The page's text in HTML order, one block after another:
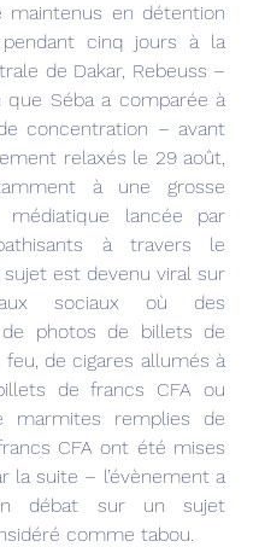
en détention
pendant cinq jours à la
de Dakar, Rebeuss –
que Séba a comparée à
concentration – avant
relaxés le 29 août,
à une grosse
médiatique lancée par
à travers le
sujet est devenu viral sur
sociaux où des
de photos de billets de
feu, de cigares allumés à
de francs CFA ou
marmites remplies de
CFA ont été mises
la suite – l’évènement a
débat sur un sujet
comme tabou.